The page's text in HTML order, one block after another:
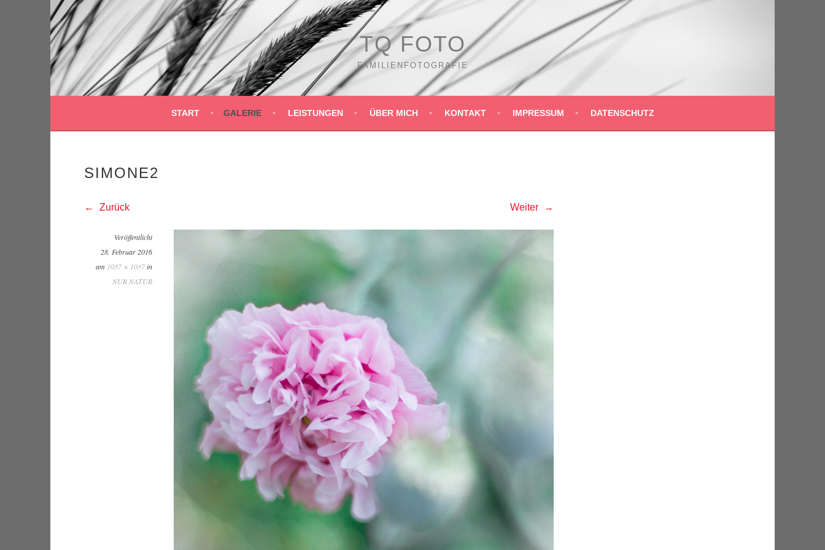
Springe
zum
Inhalt
TQ FOTO
FAMILIENFOTOGRAFIE
START GALERIE LEISTUNGEN ÜBER MICH KONTAKT IMPRESSUM DATENSCHUTZ
SIMONE2
Zurück Weiter
Veröffentlicht
28. Februar 2016
am 1037 × 1037in
NUR NATUR